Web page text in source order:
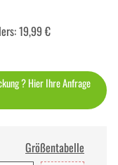
:19,99 €
? Hier Ihre Anfrage
Größentabelle